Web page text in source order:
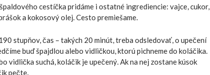
cestíčka pridáme i ostatné ingrediencie: vajce, cukor,
a kokosový olej. Cesto premiešame.
stupňov, čas – takých 20 minút, treba odsledovať, o upečení
buď špajdlou alebo vidličkou, ktorú pichneme do koláčika.
vidlička suchá, koláčik je upečený. Ak na nej zostane kúsok
pečte.